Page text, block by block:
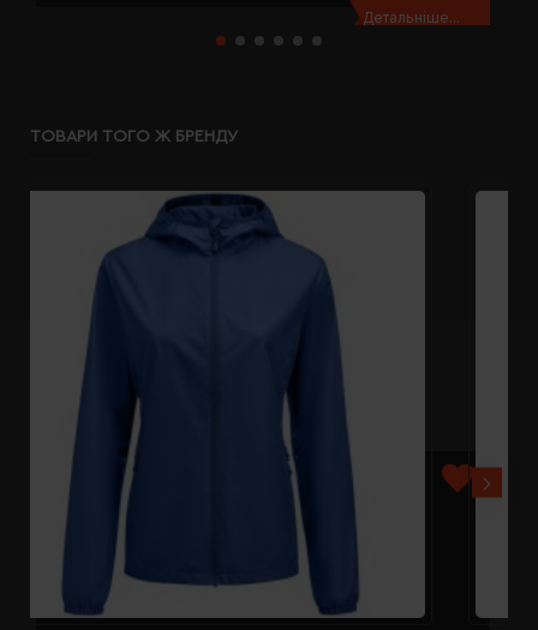
Детальніше...
ТОВАРИ ТОГО Ж БРЕНДУ